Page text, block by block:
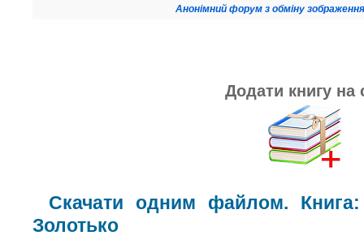
Анонімний форум з обміну
Додати книгу на
Скачати одним файлом.
Золотько